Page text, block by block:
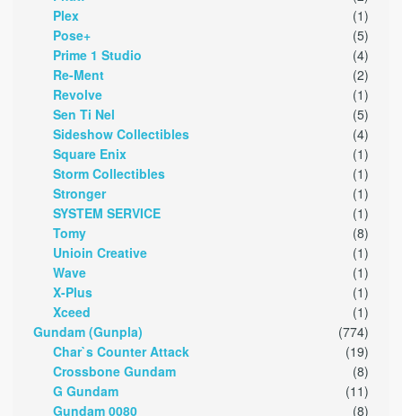
Plex
(1)
Pose+
(5)
Prime 1 Studio
(4)
Re-Ment
(2)
Revolve
(1)
Sen Ti Nel
(5)
Sideshow Collectibles
(4)
Square Enix
(1)
Storm Collectibles
(1)
Stronger
(1)
SYSTEM SERVICE
(1)
Tomy
(8)
Unioin Creative
(1)
Wave
(1)
X-Plus
(1)
Xceed
(1)
Gundam (Gunpla)
(774)
Char`s Counter Attack
(19)
Crossbone Gundam
(8)
G Gundam
(11)
Gundam 0080
(8)